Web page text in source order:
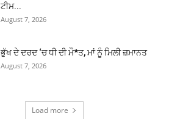
ਟੀਮ...
August 7, 2026
ਭੁੱਖ ਦੇ ਦਰਦ ‘ਚ ਧੀ ਦੀ ਮੌ*ਤ, ਮਾਂ ਨੂੰ ਮਿਲੀ ਜ਼ਮਾਨਤ
August 7, 2026
Load more